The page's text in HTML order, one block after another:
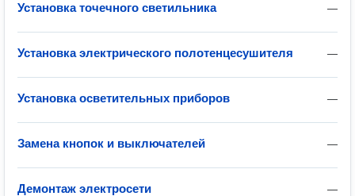
—
Установка точечного светильника
—
Установка электрического полотенцесушителя
—
Установка осветительных приборов
—
Замена кнопок и выключателей
—
Демонтаж электросети